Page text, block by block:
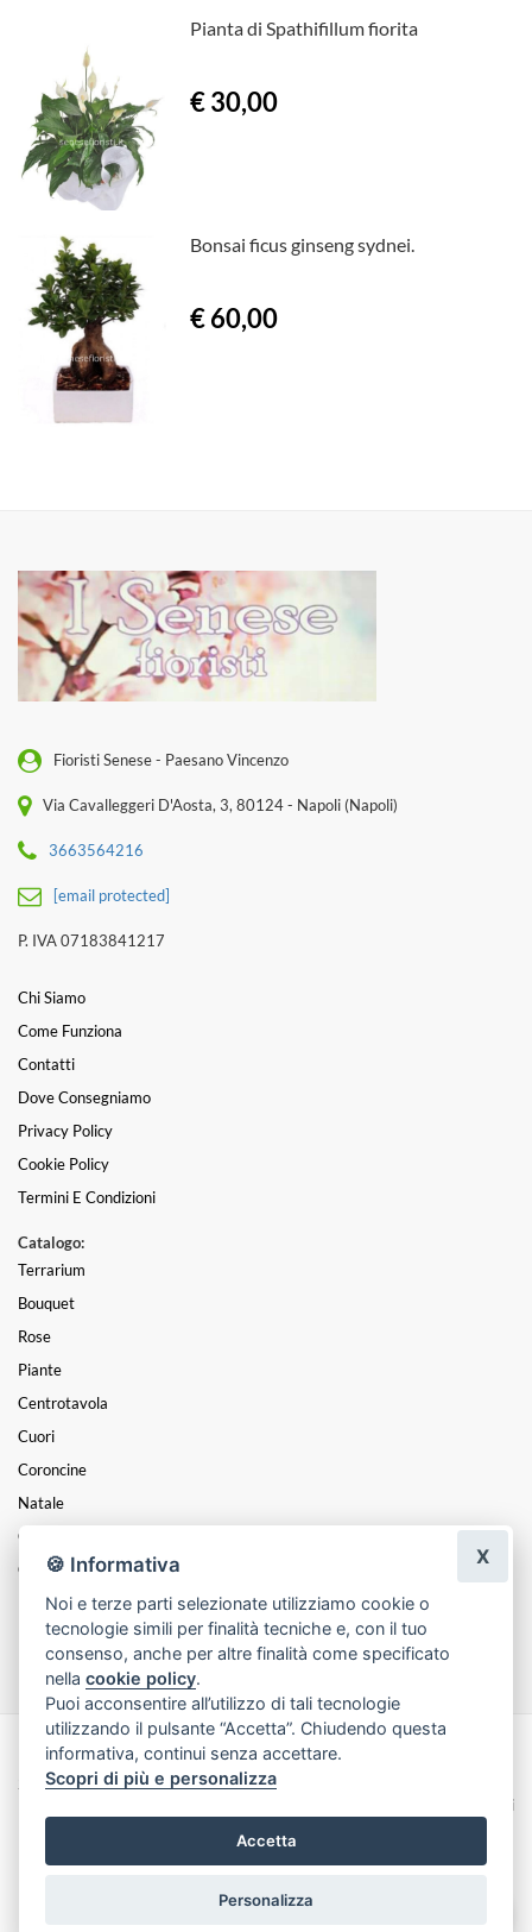
Pianta di Spathifillum fiorita
€ 30,00
Bonsai ficus ginseng sydnei.
€ 60,00
Fioristi Senese - Paesano Vincenzo
Via Cavalleggeri D'Aosta, 3, 80124 - Napoli (Napoli)
3663564216
[email protected]
P. IVA 07183841217
Chi Siamo
Come Funziona
Contatti
Dove Consegniamo
Privacy Policy
Cookie Policy
Termini E Condizioni
Catalogo:
Terrarium
Bouquet
Rose
Piante
Centrotavola
Cuori
Coroncine
Natale
Composizioni
Cesti
Funebre
Mazzi
Made with byInfoser.it- Realizzazione Siti ecommerce per Fioristi
2026
Termini e Condizioni
🍪 Informativa
Noi e terze parti selezionate utilizziamo cookie o
tecnologie simili per finalità tecniche e, con il tuo
consenso, anche per altre finalità come specificato
nellacookie policy.
Puoi acconsentire all’utilizzo di tali tecnologie
utilizzando il pulsante “Accetta”. Chiudendo questa
informativa, continui senza accettare.
Scopri di più e personalizza
Accetta
Personalizza
X